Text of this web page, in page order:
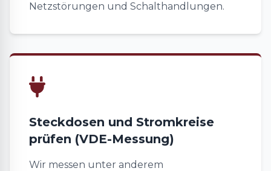
Netzstörungen und Schalthandlungen.
Steckdosen und Stromkreise
prüfen (VDE-Messung)
Wir messen unter anderem